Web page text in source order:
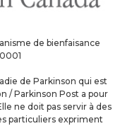
de bienfaisance
de Parkinson qui est
/ Parkinson Post a pour
ne doit pas servir à des
particuliers expriment